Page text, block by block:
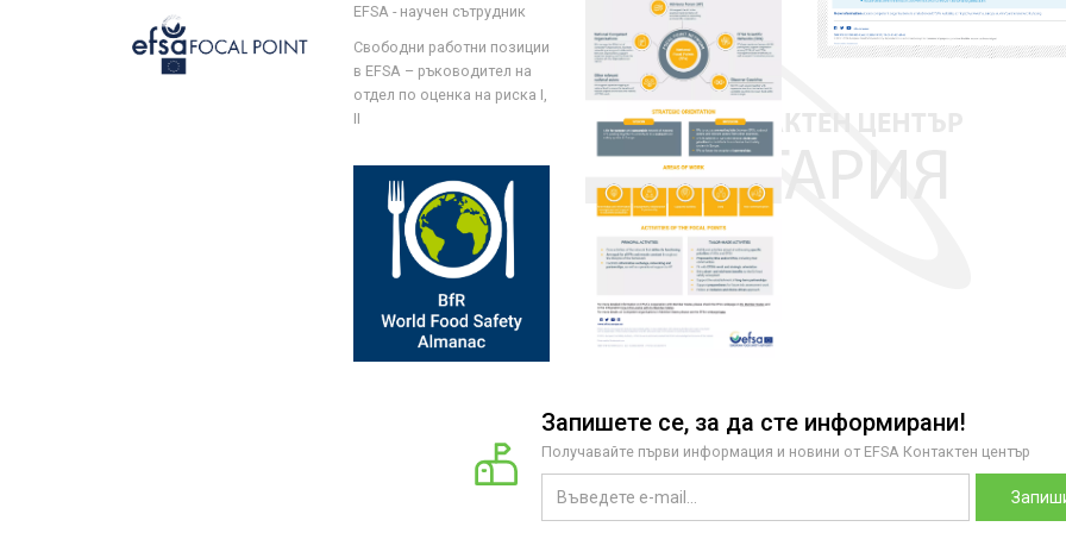
EFSA - научен сътрудник
Свободни работни позиции
в EFSA – ръководител на
отдел по оценка на риска I,
II
Запишете се, за да сте информирани!
Получавайте първи информация и новини от EFSA Контактен център